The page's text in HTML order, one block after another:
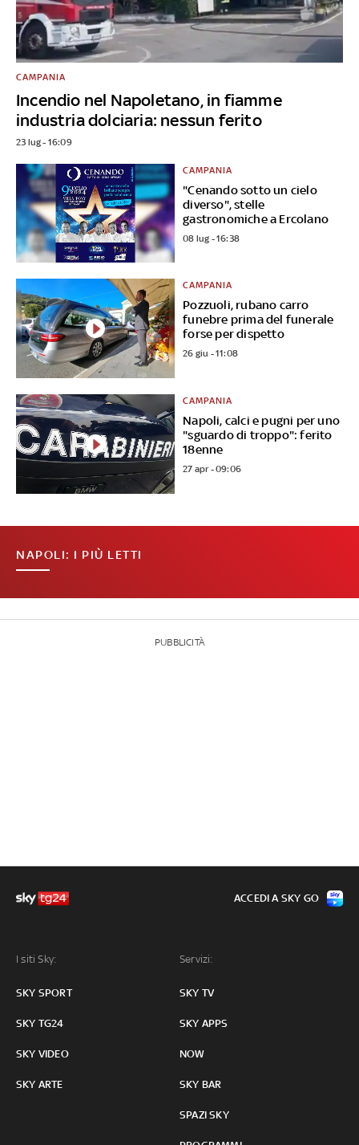
Incendio nel Napoletano, in fiamme
industria dolciaria: nessun ferito
CAMPANIA
23 lug - 16:09
"Cenando sotto un cielo
diverso", stelle
gastronomiche a Ercolano
CAMPANIA
08 lug - 16:38
Pozzuoli, rubano carro
funebre prima del funerale
forse per dispetto
CAMPANIA
26 giu - 11:08
Napoli, calci e pugni per uno
"sguardo di troppo": ferito
18enne
CAMPANIA
27 apr - 09:06
NAPOLI: I PIÙ LETTI
PUBBLICITÀ
I siti Sky:
SKY SPORT
SKY TG24
SKY VIDEO
SKY ARTE
Servizi:
SKY TV
SKY APPS
NOW
SKY BAR
SPAZI SKY
ACCEDI A SKY GO